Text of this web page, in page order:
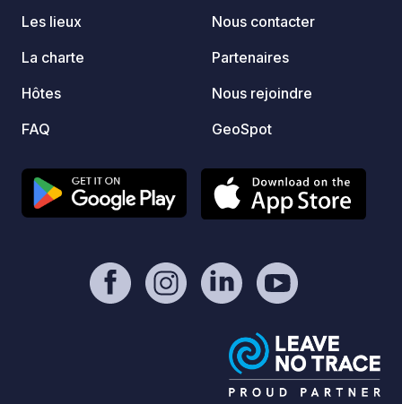
hiver,
Les lieux
La charte
Hôtes
FAQ
Nous contacter
Partenaires
Nous rejoindre
GeoSpot